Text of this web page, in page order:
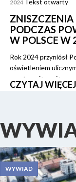
2024 Tekst otwarty
ZNISZCZENIA
PODCZAS
W POLSCE W
Rok 2024 przyniósł
oświetleniem
przetaczające się
będące efektem
CZYTAJ WIĘCEJ
WYWIAD